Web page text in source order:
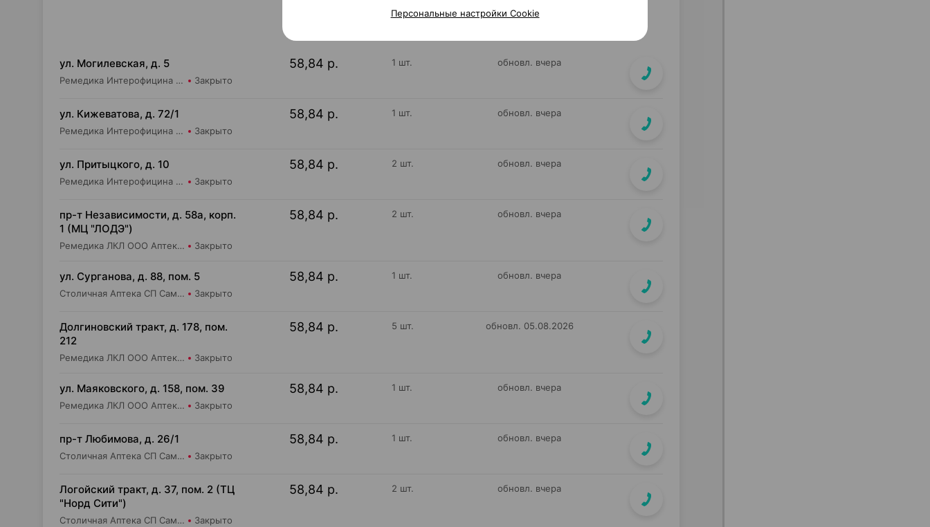
ул. Могилевская, д. 5
Ремедика Интерофицина Плюс ООО Аптека №4 Закрыто
58,84 р. 1 шт. обновл. вчера
ул. Кижеватова, д. 72/1
Ремедика Интерофицина Плюс ООО Аптека №7 Закрыто
58,84 р. 1 шт. обновл. вчера
ул. Притыцкого, д. 10
Ремедика Интерофицина Плюс ООО Аптека №8 Закрыто
58,84 р. 2 шт. обновл. вчера
пр-т Независимости, д. 58а, корп.
1 (МЦ "ЛОДЭ")
Ремедика ЛКЛ ООО Аптека №21 Закрыто
58,84 р. 2 шт. обновл. вчера
ул. Сурганова, д. 88, пом. 5
Столичная Аптека СП Самбест ООО Аптека №3 Закрыто
58,84 р. 1 шт. обновл. вчера
Долгиновский тракт, д. 178, пом.
212
Ремедика ЛКЛ ООО Аптека №19 Закрыто
58,84 р. 5 шт. обновл. 05.08.2026
ул. Маяковского, д. 158, пом. 39
Ремедика ЛКЛ ООО Аптека №15 Закрыто
58,84 р. 1 шт. обновл. вчера
пр-т Любимова, д. 26/1
Столичная Аптека СП Самбест ООО Аптека №12 Закрыто
58,84 р. 1 шт. обновл. вчера
Логойский тракт, д. 37, пом. 2 (ТЦ
"Норд Сити")
Столичная Аптека СП Самбест ООО Аптека №9 Закрыто
58,84 р. 2 шт. обновл. вчера
Персональные настройки Cookie